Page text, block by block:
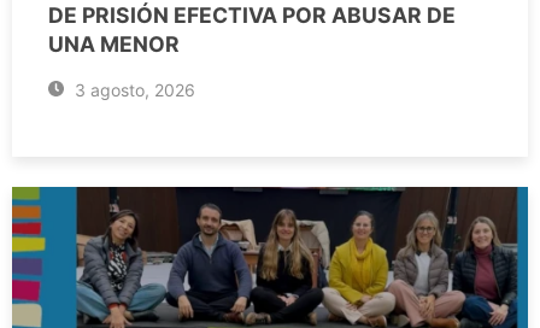
DE PRISIÓN EFECTIVA POR ABUSAR DE
UNA MENOR
3 agosto, 2026